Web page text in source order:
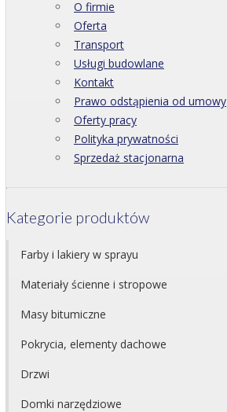
O firmie
Oferta
Transport
Usługi budowlane
Kontakt
Prawo odstąpienia od umowy
Oferty pracy
Polityka prywatności
Sprzedaż stacjonarna
Kategorie produktów
Farby i lakiery w sprayu
Materiały ścienne i stropowe
Masy bitumiczne
Pokrycia, elementy dachowe
Drzwi
Domki narzędziowe